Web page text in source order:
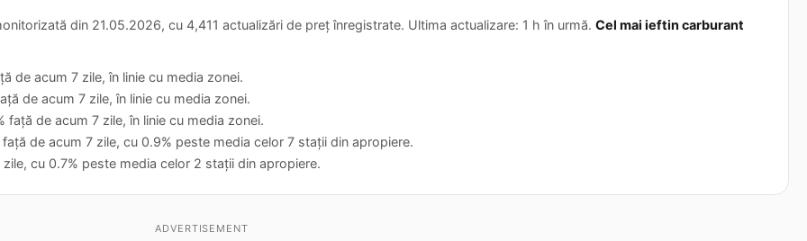
din 21.05.2026, cu 4,411 actualizări de preț înregistrate. Ultima actualizare: 1 h în urmă. Cel mai ieftin carburant
de acum 7 zile, în linie cu media zonei.
de acum 7 zile, în linie cu media zonei.
de acum 7 zile, în linie cu media zonei.
de acum 7 zile, cu 0.9% peste media celor 7 stații din apropiere.
cu 0.7% peste media celor 2 stații din apropiere.
ADVERTISEMENT